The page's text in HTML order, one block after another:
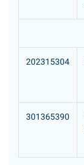
202315304
301365390